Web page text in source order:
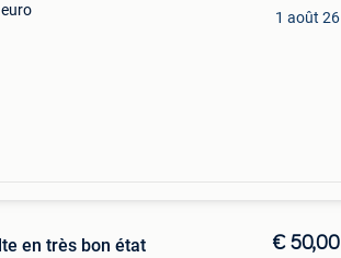
1 août 26
en très bon état € 50,00